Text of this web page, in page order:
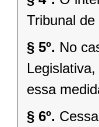
Tribunal
§ 5º. No
essa
§ 6º.